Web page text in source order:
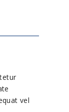
vel